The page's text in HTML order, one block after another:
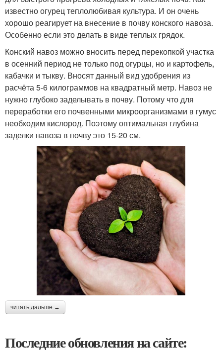
известно огурец теплолюбивая культура. И он очень
хорошо реагирует на внесение в почву конского навоза.
Особенно если это делать в виде теплых грядок.
Конский навоз можно вносить перед перекопкой участка
в осенний период не только под огурцы, но и картофель,
кабачки и тыкву. Вносят данный вид удобрения из
расчёта 5-6 килограммов на квадратный метр. Навоз не
нужно глубоко заделывать в почву. Потому что для
переработки его почвенными микроорганизмами в гумус
необходим кислород. Поэтому оптимальная глубина
заделки навоза в почву это 15-20 см.
читать дальше →
Последние обновления на сайте: